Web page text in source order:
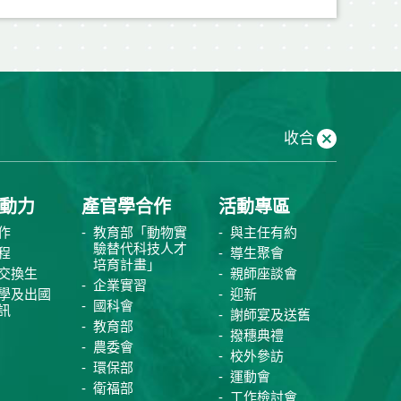
收合
力
換生
及出國
產官學合作
教育部「動物實
驗替代科技人才
培育計畫」
企業實習
國科會
教育部
農委會
環保部
衛福部
活動專區
與主任有約
導生聚會
親師座談會
迎新
謝師宴及送舊
撥穗典禮
校外參訪
運動會
工作檢討會